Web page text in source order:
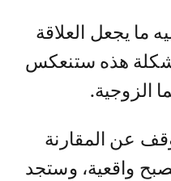
ما يجعل العلاقة
هذه ستنعكس
الزوجية.
عن المقارنة
واقعية، وستجد